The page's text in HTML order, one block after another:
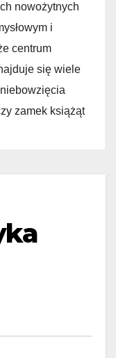
nowożytnych
i
centrum
się wiele
zamek książąt